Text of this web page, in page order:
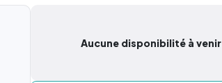
Aucune disponibilité à venir